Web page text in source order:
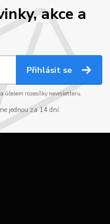
akce a
Přihlásit se
účelem rozesílky newsletteru.
jednou za 14 dní.